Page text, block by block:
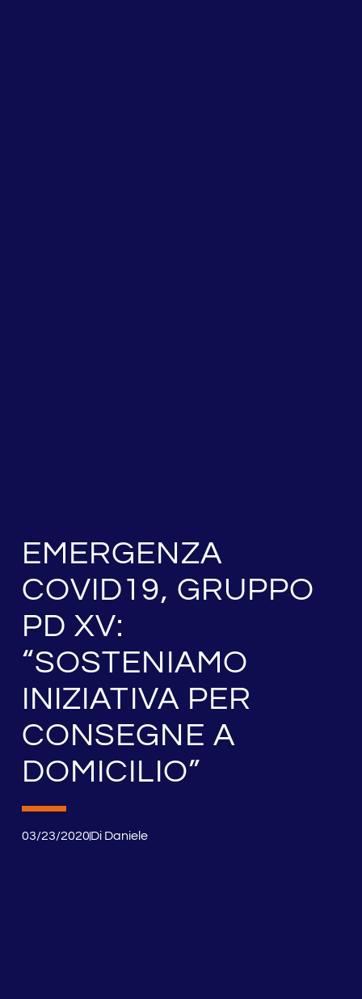
EMERGENZA
COVID19, GRUPPO
PD XV:
“SOSTENIAMO
INIZIATIVA PER
CONSEGNE A
DOMICILIO”
03/23/2020DiDaniele